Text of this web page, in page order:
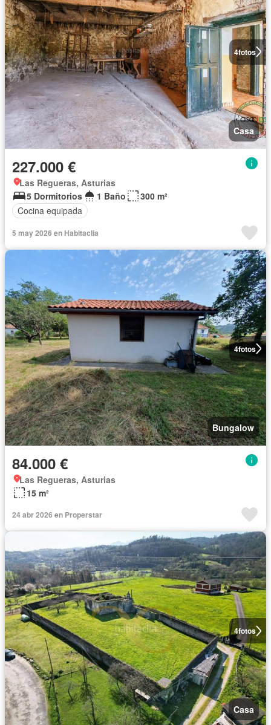
4fotos
Casa
227.000 €
Las Regueras, Asturias
5 Dormitorios
1 Baño
300 m²
Cocina equipada
5 may 2026 en Habitaclia
4fotos
Bungalow
84.000 €
Las Regueras, Asturias
15 m²
24 abr 2026 en Properstar
4fotos
Casa